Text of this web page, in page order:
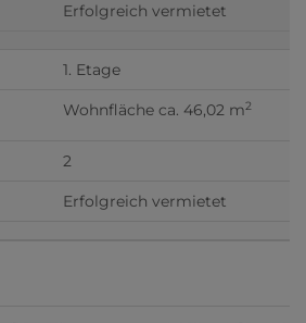
Erfolgreich vermietet
1. Etage
Wohnfläche ca. 46,02 m2
2
Erfolgreich vermietet